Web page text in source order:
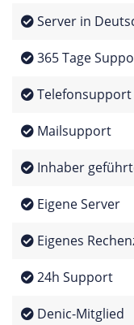
Server in
365 Tage
Telefonsupport
Mailsupport
Inhaber
Eigene Server
Eigenes
24h Support
Denic-Mitglied